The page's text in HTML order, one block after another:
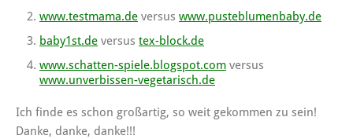
www.testmama.de versus www.pusteblumenbaby.de
baby1st.de versus tex-block.de
www.schatten-spiele.blogspot.com versus
www.unverbissen-vegetarisch.de
Ich finde es schon großartig, so weit gekommen zu sein!
Danke, danke, danke!!!